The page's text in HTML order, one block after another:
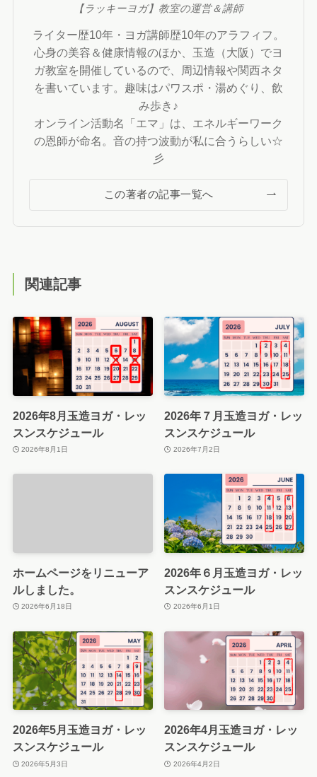
【ラッキーヨガ】教室の運営＆講師
ライター歴10年・ヨガ講師歴10年のアラフィフ。
心身の美容＆健康情報のほか、玉造（大阪）でヨ
ガ教室を開催しているので、周辺情報や関西ネタ
を書いています。趣味はパワスポ・湯めぐり、飲
み歩き♪
オンライン活動名「エマ」は、エネルギーワーク
の恩師が命名。音の持つ波動が私に合うらしい☆
彡
この著者の記事一覧へ
関連記事
2026年8月玉造ヨガ・レッ
スンスケジュール
2026年8月1日
2026年７月玉造ヨガ・レッ
スンスケジュール
2026年7月2日
ホームページをリニューア
ルしました。
2026年6月18日
2026年６月玉造ヨガ・レッ
スンスケジュール
2026年6月1日
2026年5月玉造ヨガ・レッ
スンスケジュール
2026年5月3日
2026年4月玉造ヨガ・レッ
スンスケジュール
2026年4月2日